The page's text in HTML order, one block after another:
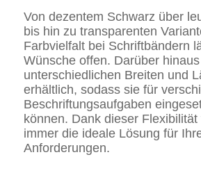
Von dezentem Schwarz über
bis hin zu transparenten
Farbvielfalt bei Schriftbändern
Wünsche offen. Darüber
unterschiedlichen Breiten und
erhältlich, sodass sie für
Beschriftungsaufgaben
können. Dank dieser
immer die ideale Lösung für
Anforderungen.